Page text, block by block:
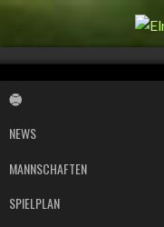
Springe
Inhalt
NEWS
MANNSCHAFTEN
SPIELPLAN